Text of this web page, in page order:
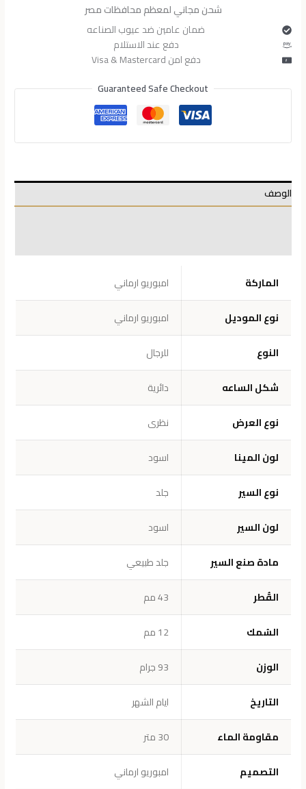
شحن مجاني لمعظم محافظات مصر
ضمان عامين ضد عيوب الصناعه
دفع عند الاستلام
دفع امن Visa & Mastercard
Guaranteed Safe Checkout
الوصف
الماركة
امبوريو ارماني
نوع الموديل
امبوريو ارماني
النوع
للرجال
شكل الساعه
دائرية
نوع العرض
نظرى
لون المينا
اسود
نوع السير
جلد
لون السير
اسود
مادة صنع السير
جلد طبيعي
القُطر
43 مم
السُمك
12 مم
الوزن
93 جرام
التاريخ
ايام الشهر
مقاومة الماء
30 متر
التصميم
امبوريو ارماني